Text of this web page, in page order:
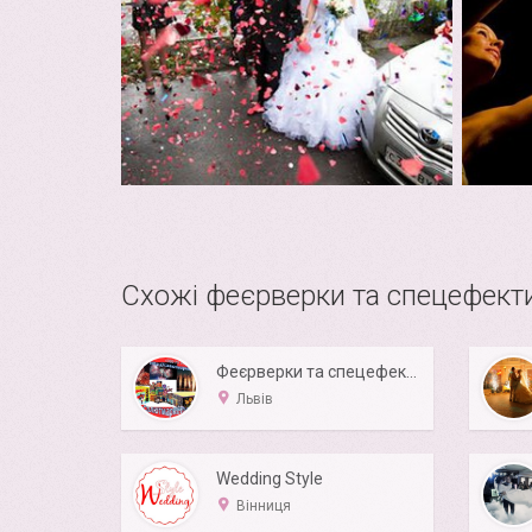
Схожі феєрверки та
Львів
Wedding Style
Вінниця